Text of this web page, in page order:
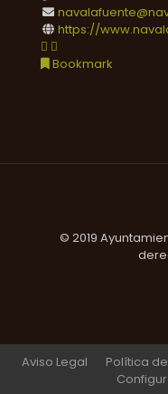
https://
Bookmark
© 2019
Aviso Legal Política